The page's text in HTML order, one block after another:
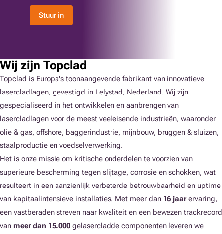
Stuur in
Wij zijn Topclad
Topclad is Europa's toonaangevende fabrikant van innovatieve
lasercladlagen, gevestigd in Lelystad, Nederland. Wij zijn
gespecialiseerd in het ontwikkelen en aanbrengen van
lasercladlagen voor de meest veeleisende industrieën, waaronder
olie & gas, offshore, baggerindustrie, mijnbouw, bruggen & sluizen,
staalproductie en voedselverwerking.
Het is onze missie om kritische onderdelen te voorzien van
superieure bescherming tegen slijtage, corrosie en schokken, wat
resulteert in een aanzienlijk verbeterde betrouwbaarheid en uptime
van kapitaalintensieve installaties. Met meer dan 16 jaarervaring,
een vastberaden streven naar kwaliteit en een bewezen trackrecord
van meer dan 15.000 gelasercladde componenten leveren we